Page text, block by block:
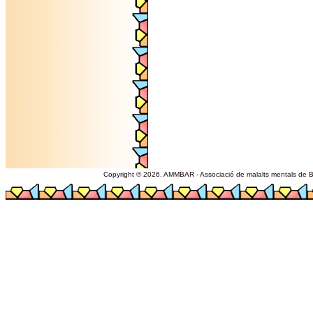
Copyright © 2026. AMMBAR - Associació de malalts mentals de